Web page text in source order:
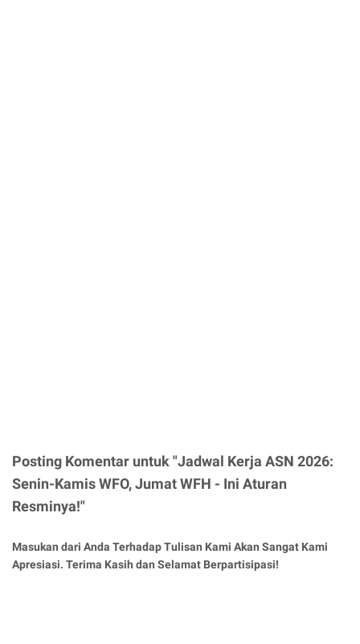
Posting Komentar untuk "Jadwal Kerja ASN 2026:
Senin-Kamis WFO, Jumat WFH - Ini Aturan
Resminya!"
Masukan dari Anda Terhadap Tulisan Kami Akan Sangat Kami
Apresiasi. Terima Kasih dan Selamat Berpartisipasi!